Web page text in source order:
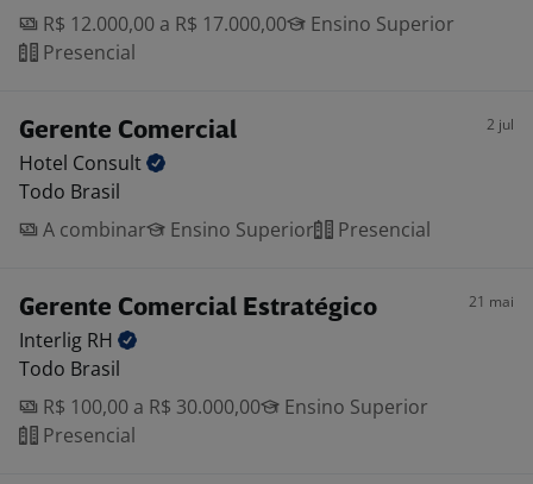
R$ 12.000,00 a R$ 17.000,00
Ensino Superior
Presencial
Gerente Comercial 2 jul
Hotel Consult
Todo Brasil
A combinar
Ensino Superior Presencial
Gerente Comercial Estratégico 21 mai
Interlig RH
Todo Brasil
R$ 100,00 a R$ 30.000,00
Ensino Superior
Presencial